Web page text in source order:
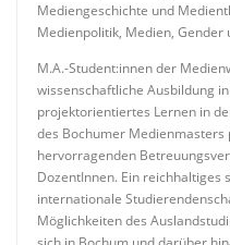
Mediengeschichte und
Medienpolitik, Medien, Gender
M.A.-Student:innen der
wissenschaftliche Ausbildung
projektorientiertes Lernen in
des Bochumer
hervorragenden
DozentInnen. Ein reichhaltiges
internationale
Möglichkeiten des